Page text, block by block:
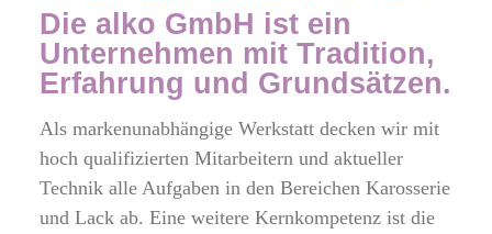
Die alko GmbH ist ein
Unternehmen mit Tradition,
Erfahrung und Grundsätzen.
Als markenunabhängige Werkstatt decken wir mit
hoch qualifizierten Mitarbeitern und aktueller
Technik alle Aufgaben in den Bereichen Karosserie
und Lack ab. Eine weitere Kernkompetenz ist die